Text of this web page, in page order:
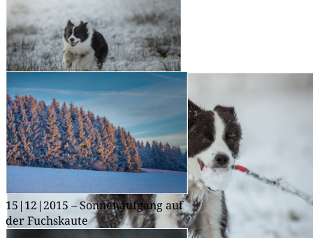
14|12|2014 – Bah! Humbug!
14|12|2014 – Ganz schön schnell:
Zion
15|12|2015 – Son­nen­auf­gang auf
der Fuchskaute